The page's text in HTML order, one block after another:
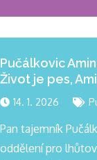
Pučálkovic
Život je pes,
14. 1. 2026
Pan tajemník
oddělení pro